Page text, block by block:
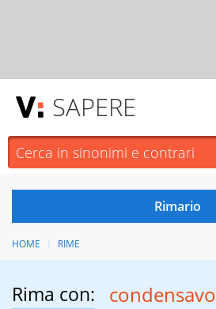
SAPERE
HOME RIME
Rima con: condensavo